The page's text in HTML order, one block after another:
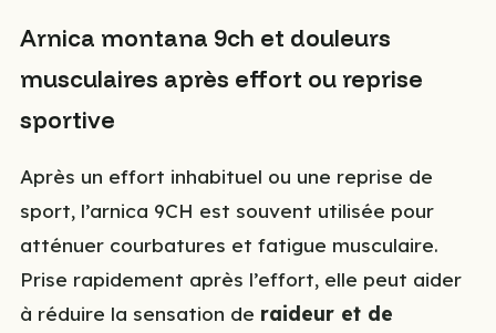
Arnica montana 9ch et douleurs
musculaires après effort ou reprise
sportive
Après un effort inhabituel ou une reprise de
sport, l’arnica 9CH est souvent utilisée pour
atténuer courbatures et fatigue musculaire.
Prise rapidement après l’effort, elle peut aider
à réduire la sensation de raideur et de